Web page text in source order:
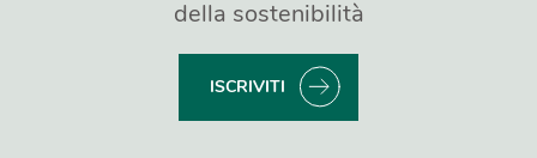
della sostenibilità
ISCRIVITI